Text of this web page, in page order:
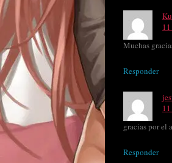
Muchas
Responder
gracias por el
Responder